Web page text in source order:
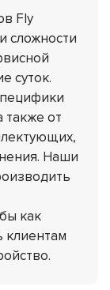
Fly
сложности
суток.
от
Наши
как
клиентам